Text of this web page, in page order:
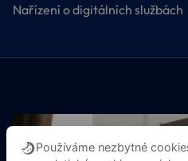
Nařízení o digitálních službách
Používáme nezbytné